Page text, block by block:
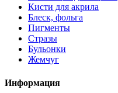
Кисти для акрила
Блеск, фольга
Пигменты
Стразы
Бульонки
Жемчуг
Информация